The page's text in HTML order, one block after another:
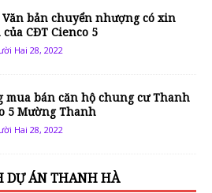
bản chuyển nhượng có xin
CĐT Cienco 5
Hai 28, 2022
mua bán căn hộ chung cư Thanh
5 Mường Thanh
Hai 28, 2022
DỰ ÁN THANH HÀ